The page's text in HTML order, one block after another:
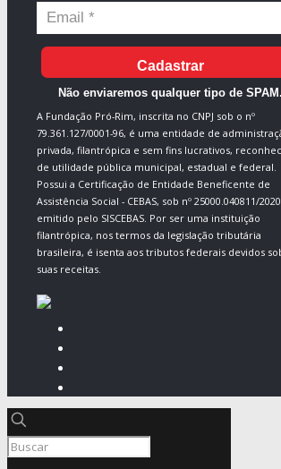
Cadastrar
Não enviaremos qualquer tipo de SPAM.
A Fundação Pró-Rim, inscrita no CNPJ sob o nº
79.361.127/0001-96, é uma entidade de
privada, filantrópica e sem fins lucrativos,
de utilidade pública municipal, estadual e federal.
Possui a Certificação de Entidade Beneficente de
Assistência Social - CEBAS, sob nº 25000.040811/
emitido pelo SISCEBAS. Por ser uma instituição
filantrópica, nos termos da legislação tributária
brasileira, é isenta aos tributos federais devidos
suas receitas.